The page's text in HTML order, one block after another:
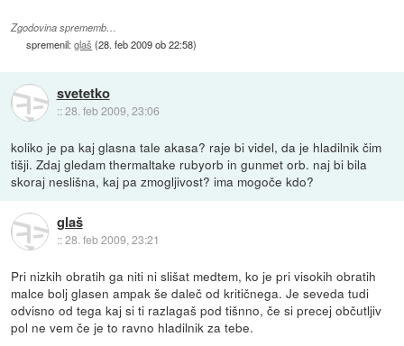
Zgodovina sprememb…
spremenil:glaš (28. feb 2009 ob 22:58)
svetetko
::28. feb 2009, 23:06
koliko je pa kaj glasna tale akasa? raje bi videl, da je hladilnik čim
tišji. Zdaj gledam thermaltake rubyorb in gunmet orb. naj bi bila
skoraj neslišna, kaj pa zmogljivost? ima mogoče kdo?
glaš
::28. feb 2009, 23:21
Pri nizkih obratih ga niti ni slišat medtem, ko je pri visokih obratih
malce bolj glasen ampak še daleč od kritičnega. Je seveda tudi
odvisno od tega kaj si ti razlagaš pod tišnno, če si precej občutljiv
pol ne vem če je to ravno hladilnik za tebe.